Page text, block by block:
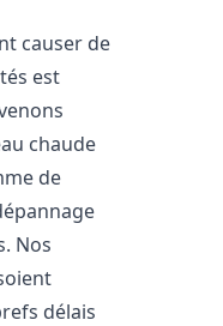
causer de
est
chaude
de
Nos
délais